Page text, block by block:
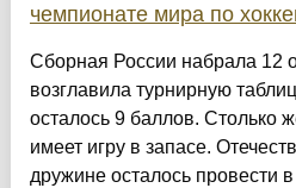
чемпионате мира по
Сборная России набрала 12
возглавила турнирную
осталось 9 баллов. Столько
имеет игру в запасе.
дружине осталось провести